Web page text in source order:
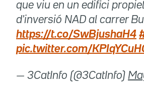
que viu en un edifici
d'inversió NAD al carrer
https://t.co/SwBjushaH4
pic.twitter.com/
— 3CatInfo (@3CatInfo)